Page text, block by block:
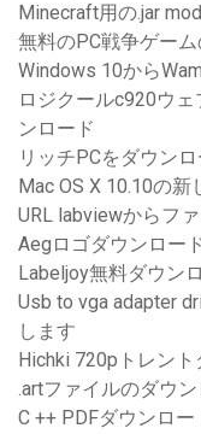
Minecraft用の.jar
無料のPC戦争ゲー
Windows 10から
ロジクールc920ウ
ンロード
リッチPCをダウン
Mac OS X 10.10の
URL labviewからフ
Aegロゴダウンロー
Labeljoy無料ダウン
Usb to vga adapter
します
Hichki 720pトレン
.artファイルのダウン
C ++ PDFダウンロ